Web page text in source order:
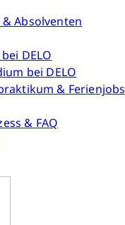
Absolventen
DELO
bei DELO
& Ferienjobs
& FAQ